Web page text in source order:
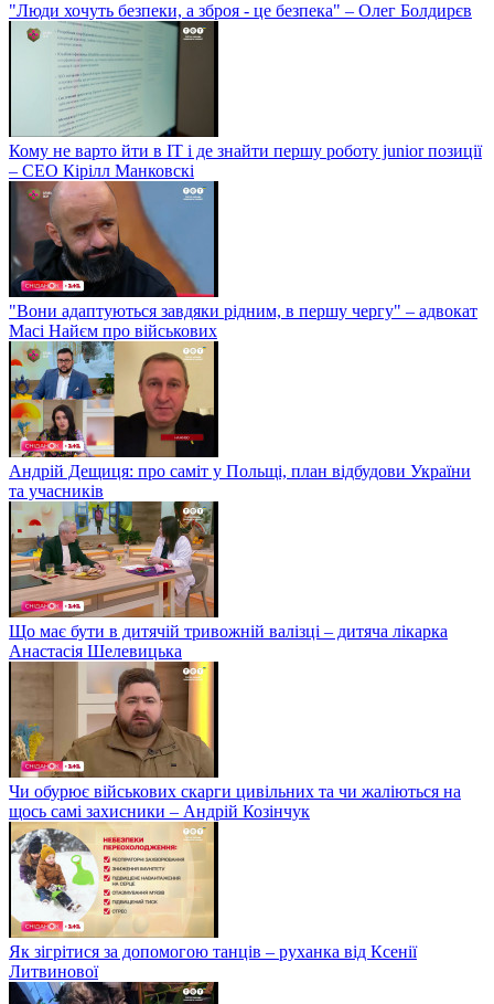
"Люди хочуть безпеки, а зброя - це безпека" – Олег Болдирєв
Кому не варто йти в IT і де знайти першу роботу junior позиції
– СЕО Кірілл Манковскі
"Вони адаптуються завдяки рідним, в першу чергу" – адвокат
Масі Найєм про військових
Андрій Дещиця: про саміт у Польщі, план відбудови України
та учасників
Що має бути в дитячій тривожній валізці – дитяча лікарка
Анастасія Шелевицька
Чи обурює військових скарги цивільних та чи жаліються на
щось самі захисники – Андрій Козінчук
Як зігрітися за допомогою танців – руханка від Ксенії
Литвинової